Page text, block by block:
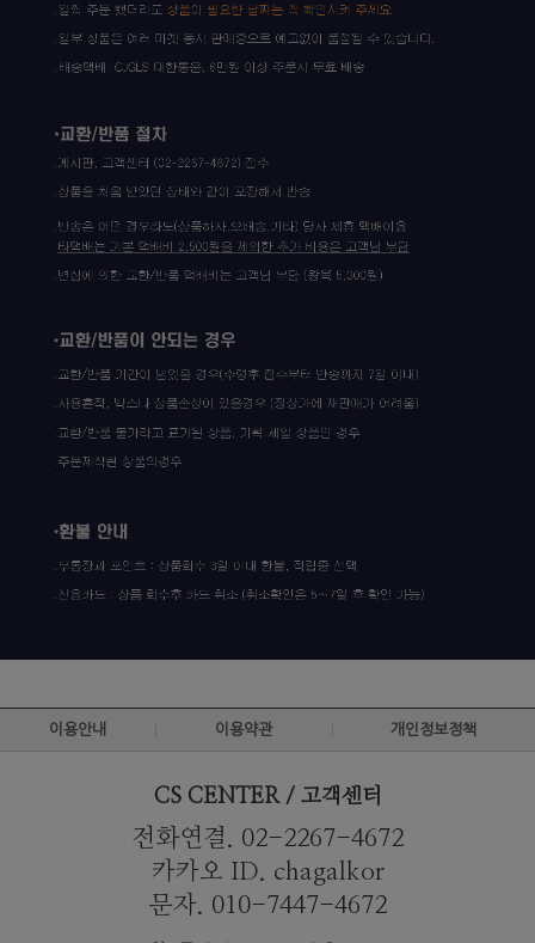
이용안내 이용약관 개인정보정책
CS CENTER / 고객센터
전화연결. 02-2267-4672
카카오 ID. chagalkor
문자. 010-7447-4672